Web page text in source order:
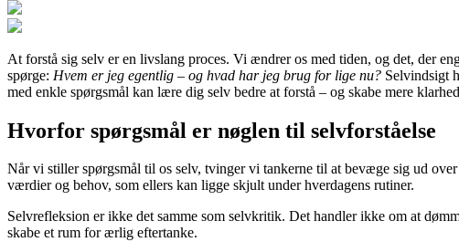
At forstå sig selv er en livslang proces. Vi ændrer os med tiden, og det, der
spørge: Hvem er jeg egentlig – og hvad har jeg brug for lige nu? Selvindsigt
med enkle spørgsmål kan lære dig selv bedre at forstå – og skabe mere
Hvorfor spørgsmål er nøglen til selvforståelse
Når vi stiller spørgsmål til os selv, tvinger vi tankerne til at bevæge sig ud
værdier og behov, som ellers kan ligge skjult under hverdagens rutiner.
Selvrefleksion er ikke det samme som selvkritik. Det handler ikke om at
skabe et rum for ærlig eftertanke.